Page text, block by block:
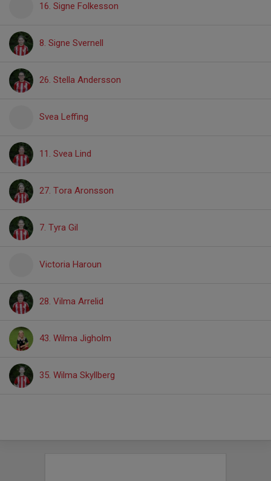
16. Signe Folkesson
8. Signe Svernell
26. Stella Andersson
Svea Leffing
11. Svea Lind
27. Tora Aronsson
7. Tyra Gil
Victoria Haroun
28. Vilma Arrelid
43. Wilma Jigholm
35. Wilma Skyllberg